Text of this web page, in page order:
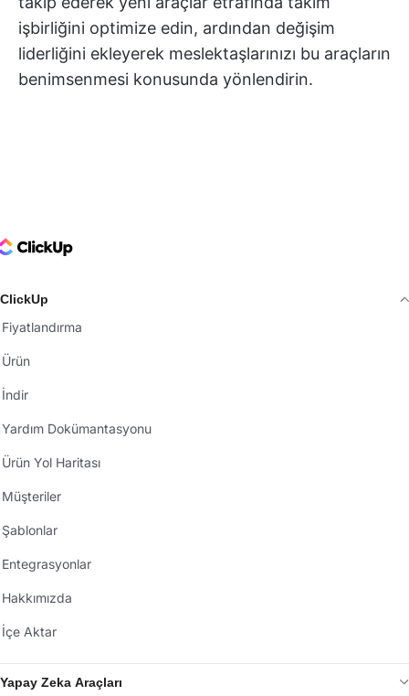
işbirliğini optimize edin, ardından değişim
liderliğini ekleyerek meslektaşlarınızı bu araçların
benimsenmesi konusunda yönlendirin.
Logo
ClickUp
Fiyatlandırma
Ürün
İndir
Yardım Dokümantasyonu
Ürün Yol Haritası
Müşteriler
Şablonlar
Entegrasyonlar
Hakkımızda
İçe Aktar
Yapay Zeka Araçları